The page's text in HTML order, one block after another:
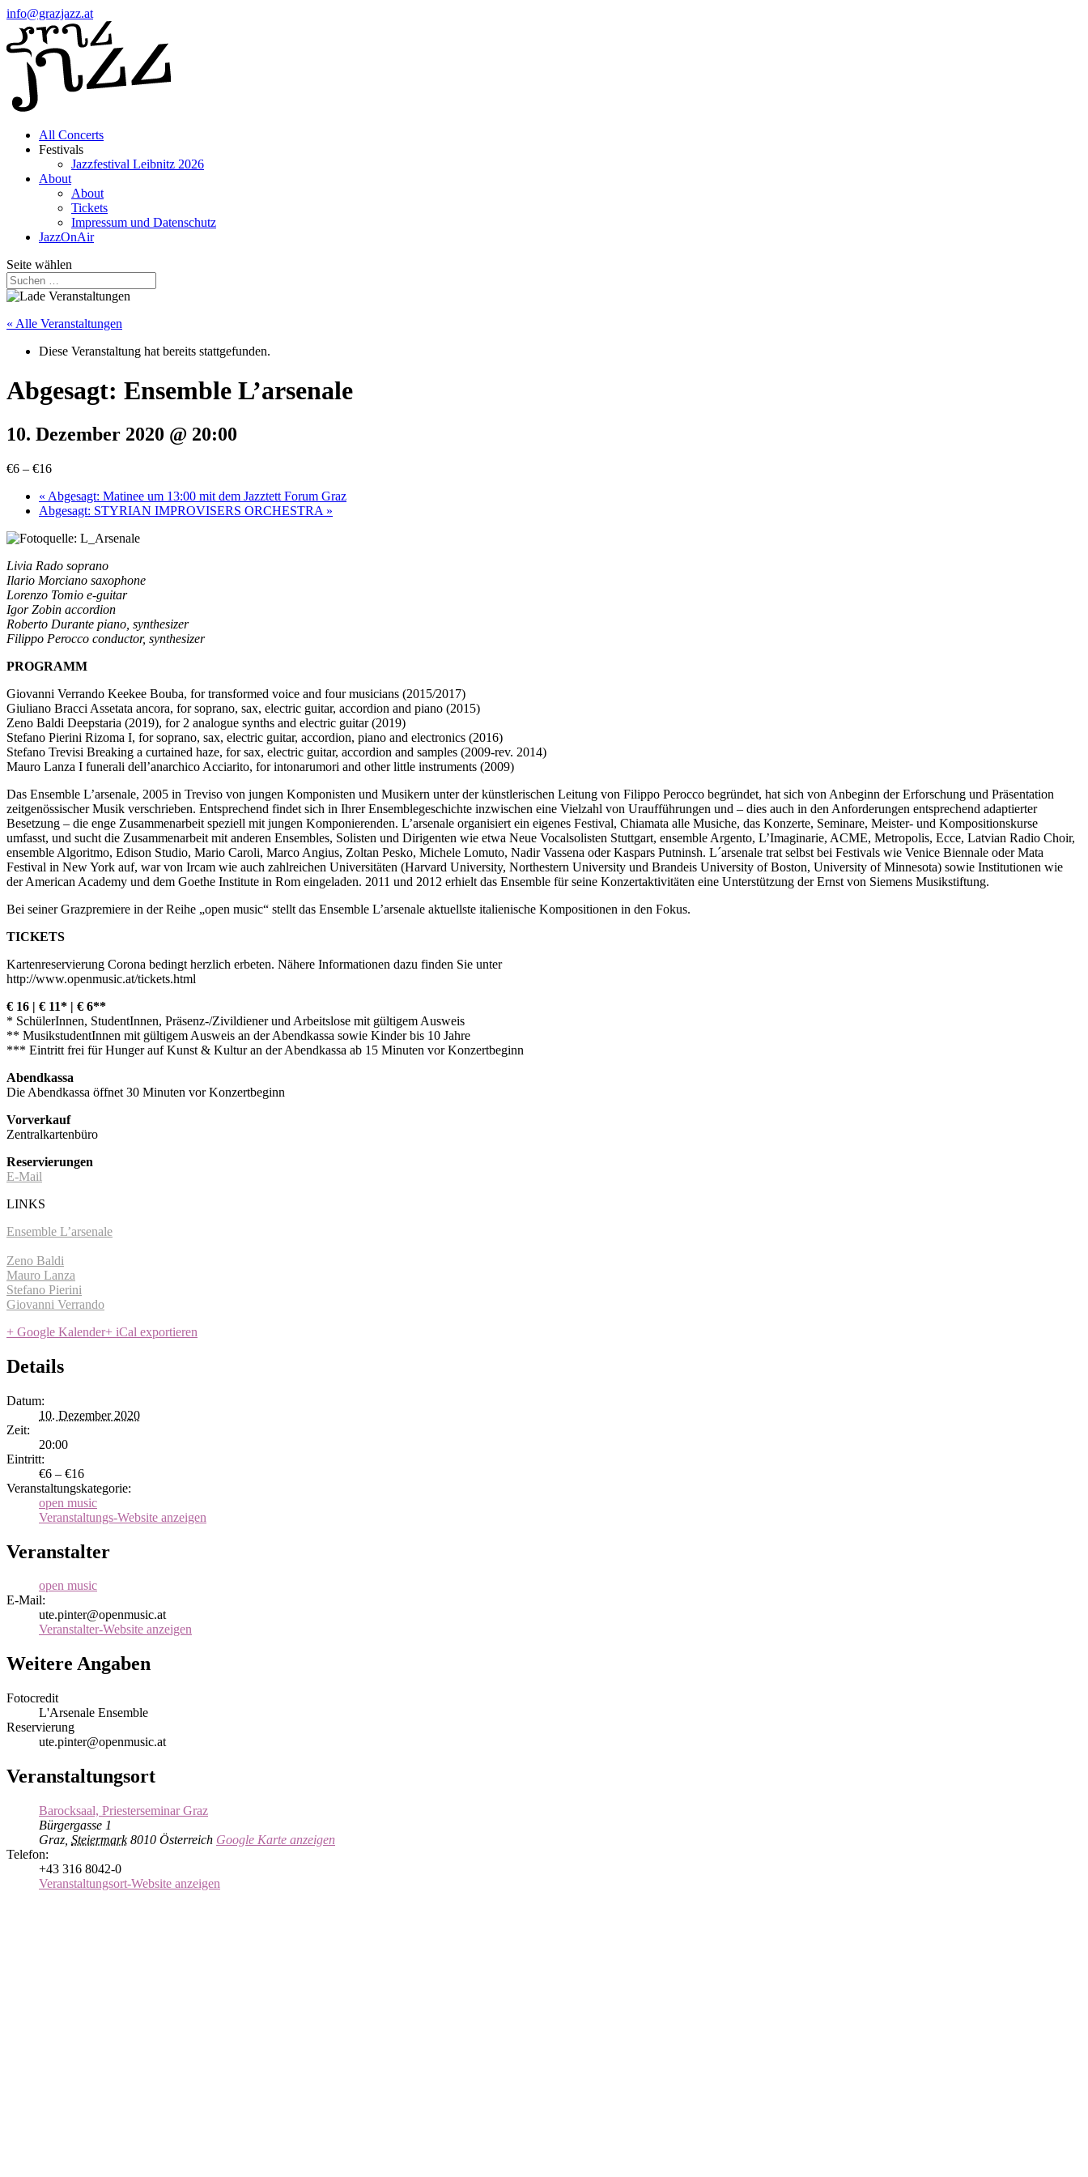
info@grazjazz.at
All Concerts
Festivals
Jazzfestival Leibnitz 2026
About
About
Tickets
Impressum und Datenschutz
JazzOnAir
Seite wählen
« Alle Veranstaltungen
Diese Veranstaltung hat bereits stattgefunden.
Abgesagt: Ensemble L’arsenale
10. Dezember 2020 @ 20:00
€6 – €16
« Abgesagt: Matinee um 13:00 mit dem Jazztett Forum Graz
Abgesagt: STYRIAN IMPROVISERS ORCHESTRA »
Livia Rado soprano
Ilario Morciano saxophone
Lorenzo Tomio e-guitar
Igor Zobin accordion
Roberto Durante piano, synthesizer
Filippo Perocco conductor, synthesizer
PROGRAMM
Giovanni Verrando Keekee Bouba, for transformed voice and four musicians (2015/2017)
Giuliano Bracci Assetata ancora, for soprano, sax, electric guitar, accordion and piano (2015)
Zeno Baldi Deepstaria (2019), for 2 analogue synths and electric guitar (2019)
Stefano Pierini Rizoma I, for soprano, sax, electric guitar, accordion, piano and electronics (2016)
Stefano Trevisi Breaking a curtained haze, for sax, electric guitar, accordion and samples (2009-rev. 2014)
Mauro Lanza I funerali dell’anarchico Acciarito, for intonarumori and other little instruments (2009)
Das Ensemble L’arsenale, 2005 in Treviso von jungen Komponisten und Musikern unter der künstlerischen Leitung von Filippo Perocco begründet, hat sich von Anbeginn der Erforschung und Präsentation
zeitgenössischer Musik verschrieben. Entsprechend findet sich in Ihrer Ensemblegeschichte inzwischen eine Vielzahl von Uraufführungen und – dies auch in den Anforderungen entsprechend adaptierter
Besetzung – die enge Zusammenarbeit speziell mit jungen Komponierenden. L’arsenale organisiert ein eigenes Festival, Chiamata alle Musiche, das Konzerte, Seminare, Meister- und Kompositionskurse
umfasst, und sucht die Zusammenarbeit mit anderen Ensembles, Solisten und Dirigenten wie etwa Neue Vocalsolisten Stuttgart, ensemble Argento, L’Imaginarie, ACME, Metropolis, Ecce, Latvian Radio Choir,
ensemble Algoritmo, Edison Studio, Mario Caroli, Marco Angius, Zoltan Pesko, Michele Lomuto, Nadir Vassena oder Kaspars Putninsh. L´arsenale trat selbst bei Festivals wie Venice Biennale oder Mata
Festival in New York auf, war von Ircam wie auch zahlreichen Universitäten (Harvard University, Northestern University und Brandeis University of Boston, University of Minnesota) sowie Institutionen wie
der American Academy und dem Goethe Institute in Rom eingeladen. 2011 und 2012 erhielt das Ensemble für seine Konzertaktivitäten eine Unterstützung der Ernst von Siemens Musikstiftung.
Bei seiner Grazpremiere in der Reihe „open music“ stellt das Ensemble L’arsenale aktuellste italienische Kompositionen in den Fokus.
TICKETS
Kartenreservierung Corona bedingt herzlich erbeten. Nähere Informationen dazu finden Sie unter
http://www.openmusic.at/tickets.html
€ 16 | € 11* | € 6**
* SchülerInnen, StudentInnen, Präsenz-/Zivildiener und Arbeitslose mit gültigem Ausweis
** MusikstudentInnen mit gültigem Ausweis an der Abendkassa sowie Kinder bis 10 Jahre
*** Eintritt frei für Hunger auf Kunst & Kultur an der Abendkassa ab 15 Minuten vor Konzertbeginn
Abendkassa
Die Abendkassa öffnet 30 Minuten vor Konzertbeginn
Vorverkauf
Zentralkartenbüro
Reservierungen
E-Mail
LINKS
Ensemble L’arsenale
Zeno Baldi
Mauro Lanza
Stefano Pierini
Giovanni Verrando
+ Google Kalender+ iCal exportieren
Details
Datum:
10. Dezember 2020
Zeit:
20:00
Eintritt:
€6 – €16
Veranstaltungskategorie:
open music
Veranstaltungs-Website anzeigen
Veranstalter
open music
E-Mail:
ute.pinter@openmusic.at
Veranstalter-Website anzeigen
Weitere Angaben
Fotocredit
L'Arsenale Ensemble
Reservierung
ute.pinter@openmusic.at
Veranstaltungsort
Barocksaal, Priesterseminar Graz
Bürgergasse 1
Graz Steiermark 8010 Österreich Google Karte anzeigen
Telefon:
+43 316 8042-0
Veranstaltungsort-Website anzeigen